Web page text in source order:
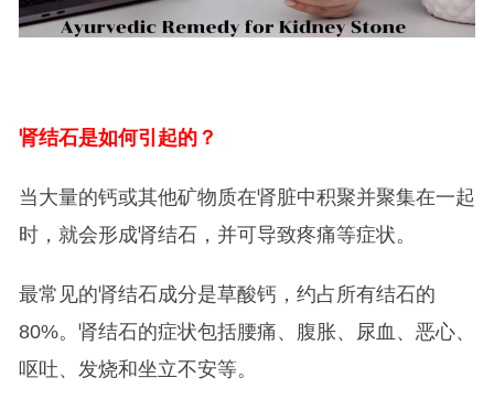
肾结石是如何引起的？
当大量的钙或其他矿物质在肾脏中积聚并聚集在一起
时，就会形成肾结石，并可导致疼痛等症状。
最常见的肾结石成分是草酸钙，约占所有结石的
80%。肾结石的症状包括腰痛、腹胀、尿血、恶心、
呕吐、发烧和坐立不安等。